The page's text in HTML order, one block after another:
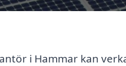
i Hammar kan